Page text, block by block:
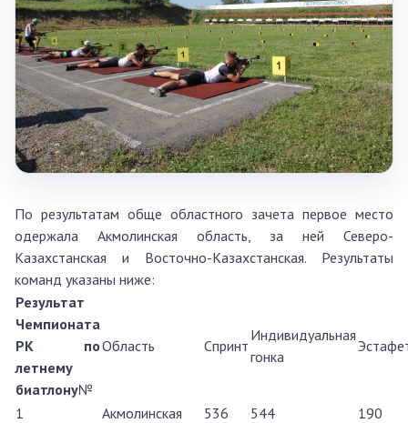
По результатам обще областного зачета первое место
одержала Акмолинская область, за ней Северо-
Казахстанская и Восточно-Казахстанская. Результаты
команд указаны ниже:
Результат
Чемпионата
РК по
летнему
биатлону№
Область Спринт
Индивидуальная
гонка
1 Акмолинская 536 544
190